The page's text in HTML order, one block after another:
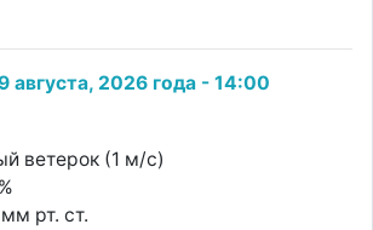
августа, 2026 года - 14:00
ветерок (1 м/с)
рт. ст.